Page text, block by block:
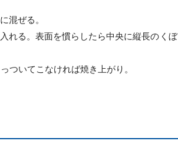
混ぜる。
れる。表面を慣らしたら中央に縦長のくぼ
ついてこなければ焼き上がり。